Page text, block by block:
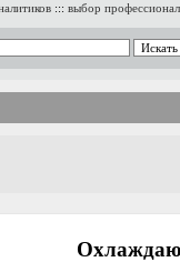
::: выбор